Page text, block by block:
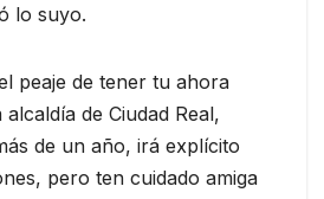
lo suyo.
peaje de tener tu ahora
de Ciudad Real,
de un año, irá explícito
pero ten cuidado amiga